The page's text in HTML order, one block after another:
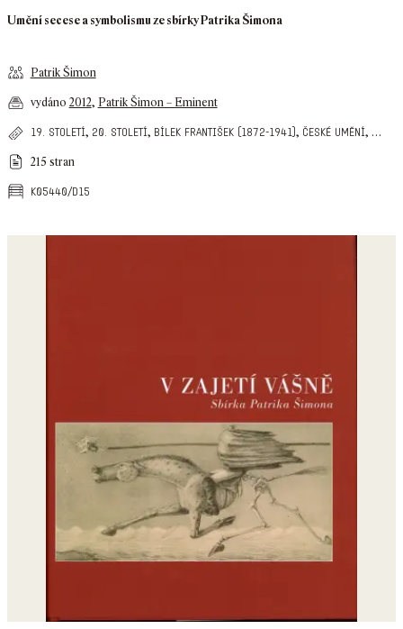
Umění secese a symbolismu ze sbírky Patrika Šimona
Patrik Šimon
vydáno 2012, Patrik Šimon – Eminent
19. století, 20. století, bílek františek (1872-1941), české umění, …
215 stran
k05440/d15